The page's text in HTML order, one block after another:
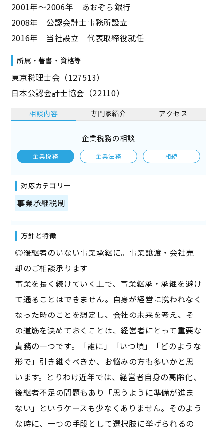
2001年～2006年 あおぞら銀行
2008年 公認会計士事務所設立
2016年 当社設立 代表取締役就任
所属・著書・資格等
東京税理士会（127513）
日本公認会計士協会（22110）
相談内容 専門家紹介 アクセス
企業税務の相談
企業税務 企業法務 相続
対応カテゴリー
事業承継税制
方針と特徴
◎後継者のいない事業承継に。事業譲渡・会社売
却のご相談承ります
事業を長く続けていく上で、事業継承・承継を避け
て通ることはできません。自身が経営に携われなく
なった時のことを想定し、会社の未来を考え、そ
の道筋を決めておくことは、経営者にとって重要な
責務の一つです。「誰に」「いつ頃」「どのような
形で」引き継ぐべきか、お悩みの方も多いかと思
います。とりわけ近年では、経営者自身の高齢化、
後継者不足の問題もあり「思うように準備が進ま
ない」というケースも少なくありません。そのよう
な時に、一つの手段として選択肢に挙げられるの